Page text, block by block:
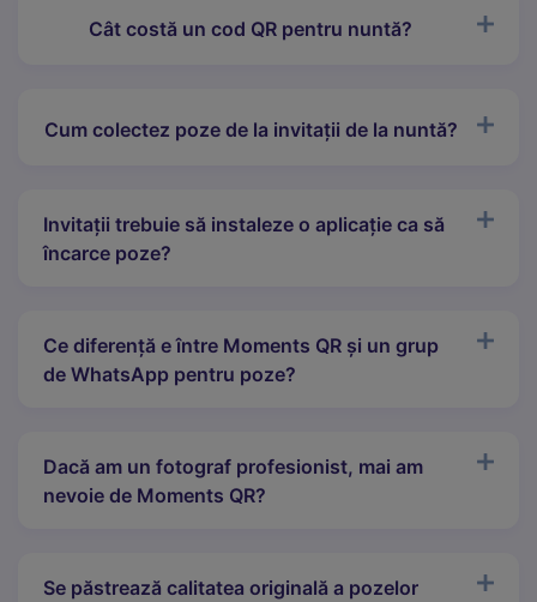
Cât costă un cod QR pentru nuntă?
Cum colectez poze de la invitații de la nuntă?
Invitații trebuie să instaleze o aplicație ca să
încarce poze?
Ce diferență e între Moments QR și un grup
de WhatsApp pentru poze?
Dacă am un fotograf profesionist, mai am
nevoie de Moments QR?
Se păstrează calitatea originală a pozelor